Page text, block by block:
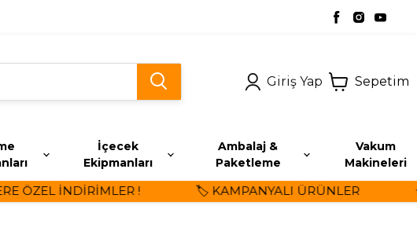
Giriş Yap Sepetim
İçecek
Ekipmanları
Ambalaj &
Paketleme
Vakum
Makineleri
İNDİRİMLER ! 🏷️ KAMPANYALI ÜRÜNLER ⭐